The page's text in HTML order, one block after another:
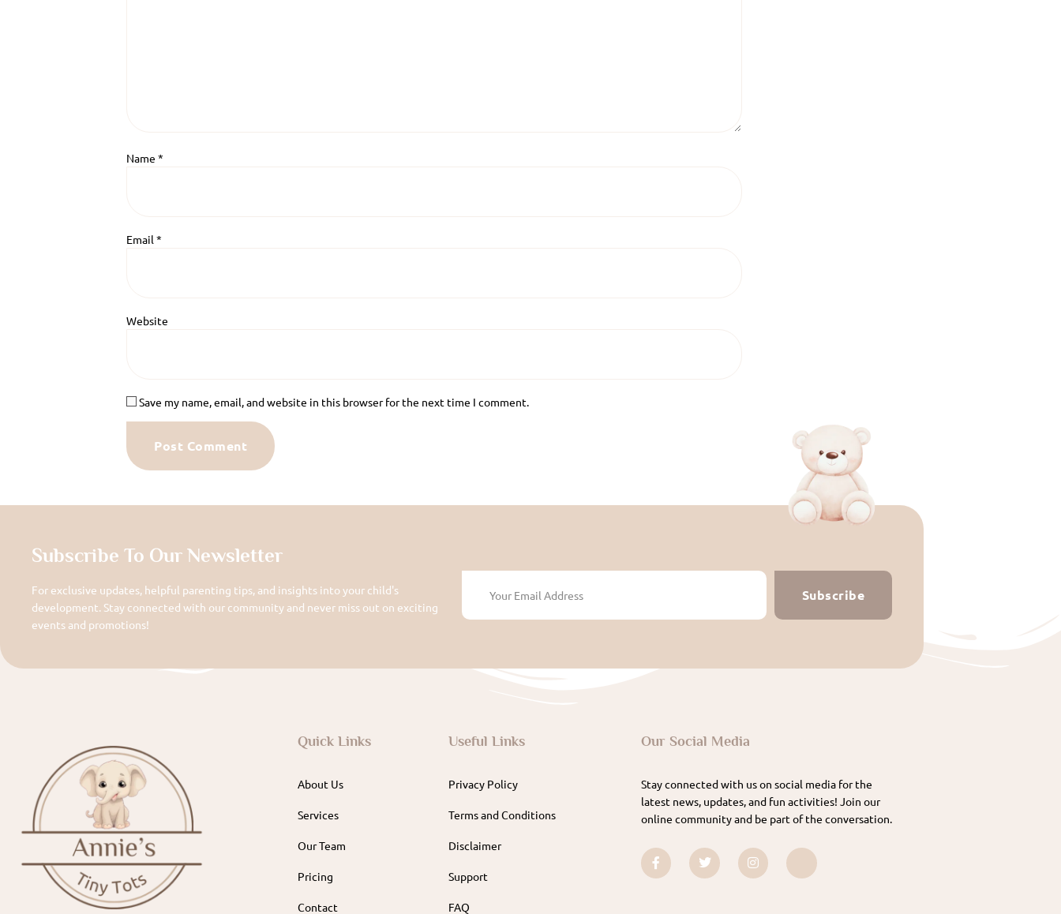
Name *
Email *
Website
Save my name, email, and website in this browser for the next time I comment.
Subscribe To Our Newsletter
For exclusive updates, helpful parenting tips, and insights into your child's
development. Stay connected with our community and never miss out on exciting
events and promotions!
Subscribe
Quick Links
About Us
Services
Our Team
Pricing
Contact
Useful Links
Privacy Policy
Terms and Conditions
Disclaimer
Support
FAQ
Our Social Media
Stay connected with us on social media for the
latest news, updates, and fun activities! Join our
online community and be part of the conversation.